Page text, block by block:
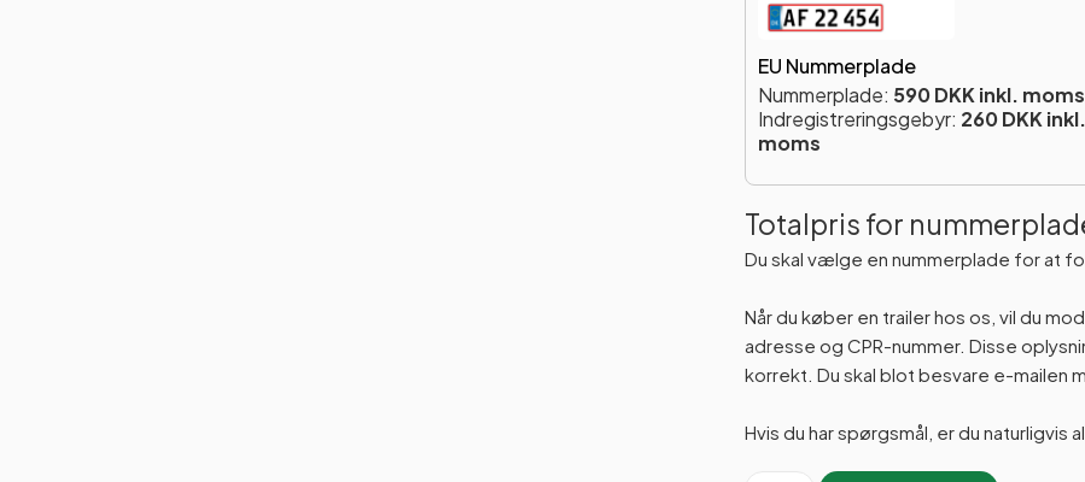
EU Nummerplade
Nummerplade: 590 DKK inkl. moms
Indregistreringsgebyr: 260 DKK inkl.
moms
Totalpris for
Du skal vælge en nummerplade for at
Når du køber en trailer hos os, vil du
adresse og CPR-nummer. Disse
korrekt. Du skal blot besvare e-mailen
Hvis du har spørgsmål, er du naturligvis